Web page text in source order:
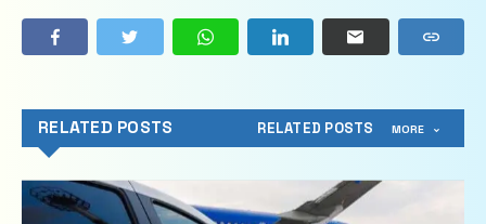
RELATED POSTS RELATED POSTS MORE